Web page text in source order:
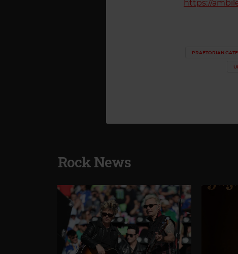
https://
PRAETORIAN
Rock News